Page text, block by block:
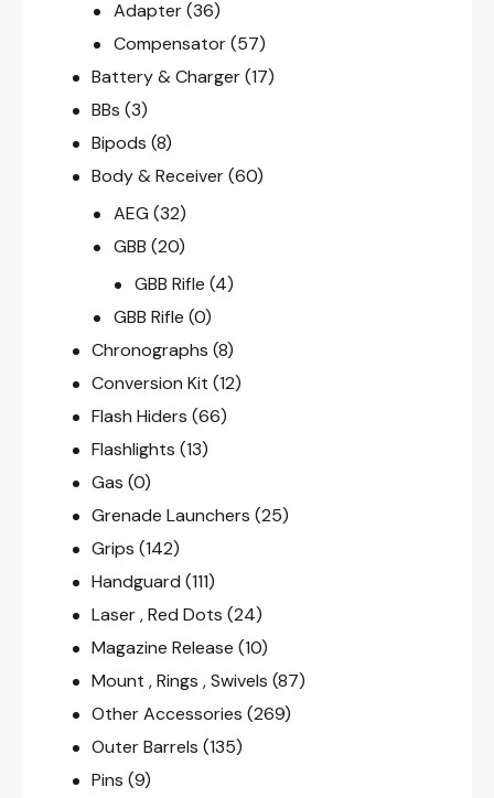
Adapter (36)
Compensator (57)
Battery & Charger (17)
BBs (3)
Bipods (8)
Body & Receiver (60)
AEG (32)
GBB (20)
GBB Rifle (4)
GBB Rifle (0)
Chronographs (8)
Conversion Kit (12)
Flash Hiders (66)
Flashlights (13)
Gas (0)
Grenade Launchers (25)
Grips (142)
Handguard (111)
Laser , Red Dots (24)
Magazine Release (10)
Mount , Rings , Swivels (87)
Other Accessories (269)
Outer Barrels (135)
Pins (9)